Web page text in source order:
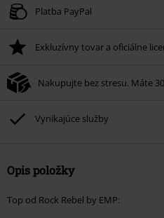
Platné do 8/9/26
Po zadaní kódu v košíku, sa zľava
Nemožno kombinovať s inými
knihy, médiá, vstupenky, Rammstein,
ktorých kúpou podporíte nadáciu.
Platba PayPal
Exkluzívny tovar a oficiálne
Nakupujte bez stresu. Máte
Vynikajúce služby
Opis položky
Top od Rock Rebel by EMP: